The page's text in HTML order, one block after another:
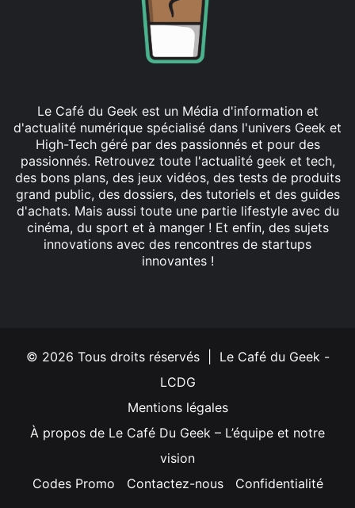
Le Café du Geek est un Média d'information et
d'actualité numérique spécialisé dans l'univers Geek et
High-Tech géré par des passionnés et pour des
passionnés. Retrouvez toute l'actualité geek et tech,
des bons plans, des jeux vidéos, des tests de produits
grand public, des dossiers, des tutoriels et des guides
d'achats. Mais aussi toute une partie lifestyle avec du
cinéma, du sport et à manger ! Et enfin, des sujets
innovations avec des rencontres de startups
innovantes !
© 2026 Tous droits réservés | Le Café du Geek -
LCDG
Mentions légales
À propos de Le Café Du Geek – L’équipe et notre
vision
Codes Promo
Contactez-nous Confidentialité